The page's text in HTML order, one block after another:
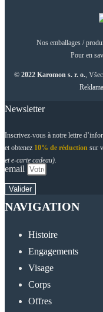
Nos emballages /
Pour en
© 2022 Karomon s. r. o.,
Newsletter
Inscrivez-vous à notre lettre
et obtenez 10% de réduction sur
et e-carte cadeau).
email
Valider
NAVIGATION
Histoire
Engagements
Visage
Corps
Offres